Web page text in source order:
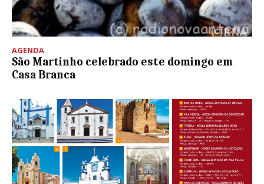
AGENDA
São Martinho celebrado este domingo em
Casa Branca